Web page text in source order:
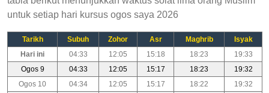
untuk setiap hari kursus ogos saya 2026
Tarikh Subuh Zohor Asr Maghrib
Isyak
Hari ini
04:33 12:05 15:18 18:23
19:33
Ogos 9
04:33 12:05 15:17 18:23
19:32
Ogos 10
04:34 12:05 15:17 18:22
19:32